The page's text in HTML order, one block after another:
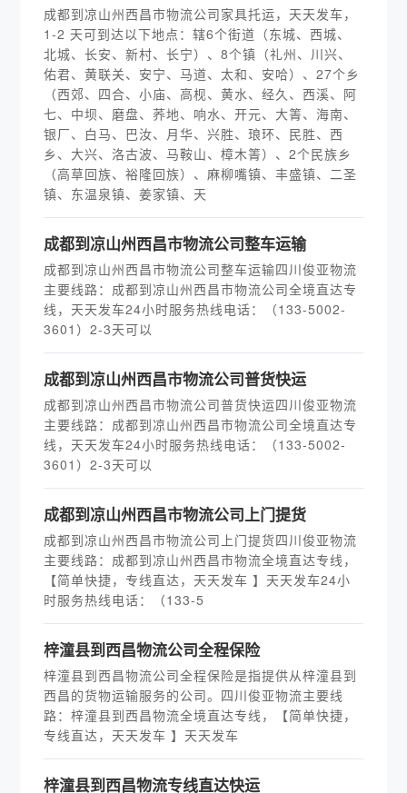
成都到凉山州西昌市物流公司家具托运，天天发车，
1-2 天可到达以下地点：辖6个街道（东城、西城、
北城、长安、新村、长宁）、8个镇（礼州、川兴、
佑君、黄联关、安宁、马道、太和、安哈）、27个乡
（西郊、四合、小庙、高枧、黄水、经久、西溪、阿
七、中坝、磨盘、荞地、响水、开元、大箐、海南、
银厂、白马、巴汝、月华、兴胜、琅环、民胜、西
乡、大兴、洛古波、马鞍山、樟木箐）、2个民族乡
（高草回族、裕隆回族）、麻柳嘴镇、丰盛镇、二圣
镇、东温泉镇、姜家镇、天
​成都到凉山州西昌市物流公司整车运输
成都到凉山州西昌市物流公司整车运输四川俊亚物流
主要线路：成都到凉山州西昌市物流公司全境直达专
线，天天发车24小时服务热线电话：（133-5002-
3601）2-3天可以
​成都到凉山州西昌市物流公司普货快运
成都到凉山州西昌市物流公司普货快运四川俊亚物流
主要线路：成都到凉山州西昌市物流公司全境直达专
线，天天发车24小时服务热线电话：（133-5002-
3601）2-3天可以
​成都到凉山州西昌市物流公司上门提货
成都到凉山州西昌市物流公司上门提货四川俊亚物流
主要线路：成都到凉山州西昌市物流全境直达专线，
【简单快捷，专线直达，天天发车 】天天发车24小
时服务热线电话：（133-5
​梓潼县到西昌物流公司全程保险
梓潼县到西昌物流公司全程保险是指提供从梓潼县到
西昌的货物运输服务的公司。四川俊亚物流主要线
路：梓潼县到西昌物流全境直达专线，【简单快捷，
专线直达，天天发车 】天天发车
梓潼县到西昌物流专线直达快运